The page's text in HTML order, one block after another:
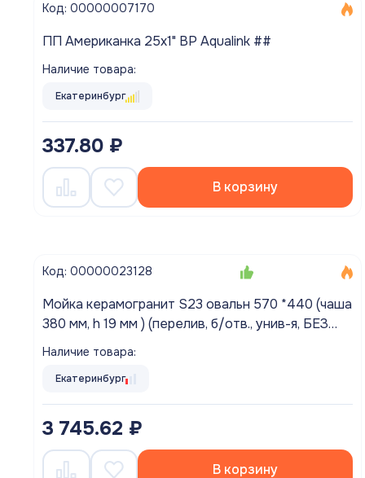
Код: 00000007170
ПП Американка 25х1" ВР Aqualink ##
Наличие товара:
Екатеринбург
337.80 ₽
В корзину
Код: 00000023128
Мойка керамогранит S23 овальн 570 *440 (чаша
380 мм, h 19 мм ) (перелив, б/отв., унив-я, БЕЗ
Наличие товара:
Екатеринбург
3 745.62 ₽
В корзину